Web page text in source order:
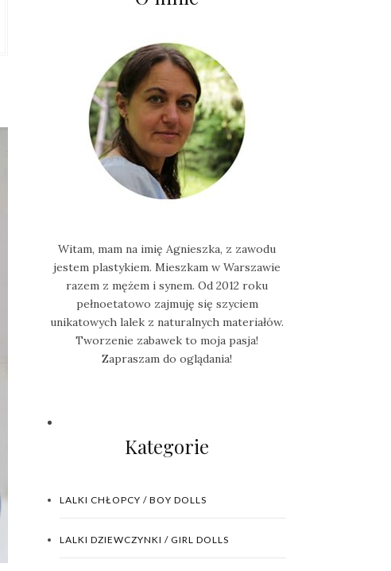
Witam, mam na imię Agnieszka, z zawodu
jestem plastykiem. Mieszkam w Warszawie
razem z mężem i synem. Od 2012 roku
pełnoetatowo zajmuję się szyciem
unikatowych lalek z naturalnych materiałów.
Tworzenie zabawek to moja pasja!
Zapraszam do oglądania!
Kategorie
LALKI CHŁOPCY / BOY DOLLS
LALKI DZIEWCZYNKI / GIRL DOLLS